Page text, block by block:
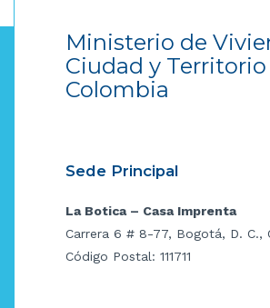
Ministerio de
Ciudad y Territorio
Colombia
Sede Principal
La Botica – Casa Imprenta
Carrera 6 # 8-77, Bogotá, D. C.,
Código Postal: 111711